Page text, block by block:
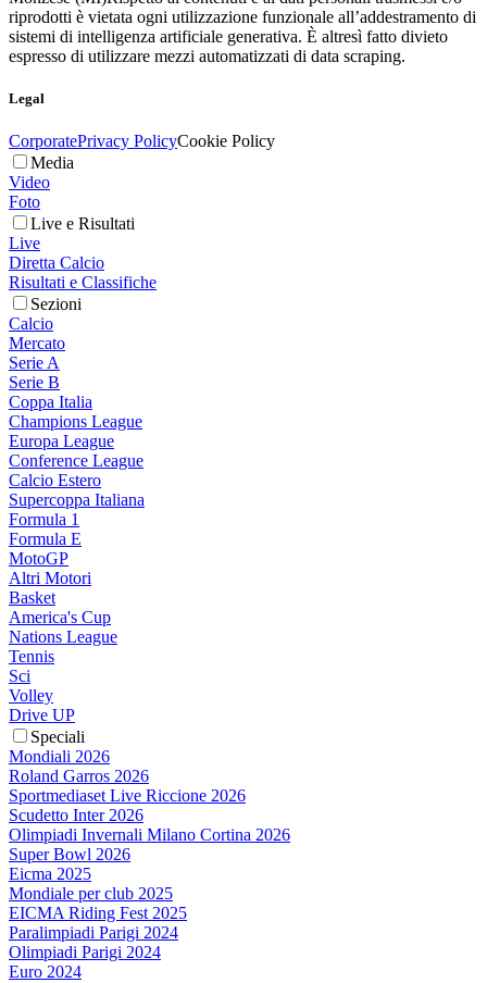
riprodotti è vietata ogni utilizzazione funzionale all’addestramento di
sistemi di intelligenza artificiale generativa. È altresì fatto divieto
espresso di utilizzare mezzi automatizzati di data scraping.
Legal
CorporatePrivacy PolicyCookie Policy
Media
Video
Foto
Live e Risultati
Live
Diretta Calcio
Risultati e Classifiche
Sezioni
Calcio
Mercato
Serie A
Serie B
Coppa Italia
Champions League
Europa League
Conference League
Calcio Estero
Supercoppa Italiana
Formula 1
Formula E
MotoGP
Altri Motori
Basket
America's Cup
Nations League
Tennis
Sci
Volley
Drive UP
Speciali
Mondiali 2026
Roland Garros 2026
Sportmediaset Live Riccione 2026
Scudetto Inter 2026
Olimpiadi Invernali Milano Cortina 2026
Super Bowl 2026
Eicma 2025
Mondiale per club 2025
EICMA Riding Fest 2025
Paralimpiadi Parigi 2024
Olimpiadi Parigi 2024
Euro 2024